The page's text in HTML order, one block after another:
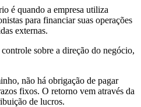
é quando a empresa utiliza
para financiar suas operações
externas.
sobre a direção do negócio,
não há obrigação de pagar
fixos. O retorno vem através da
de lucros.